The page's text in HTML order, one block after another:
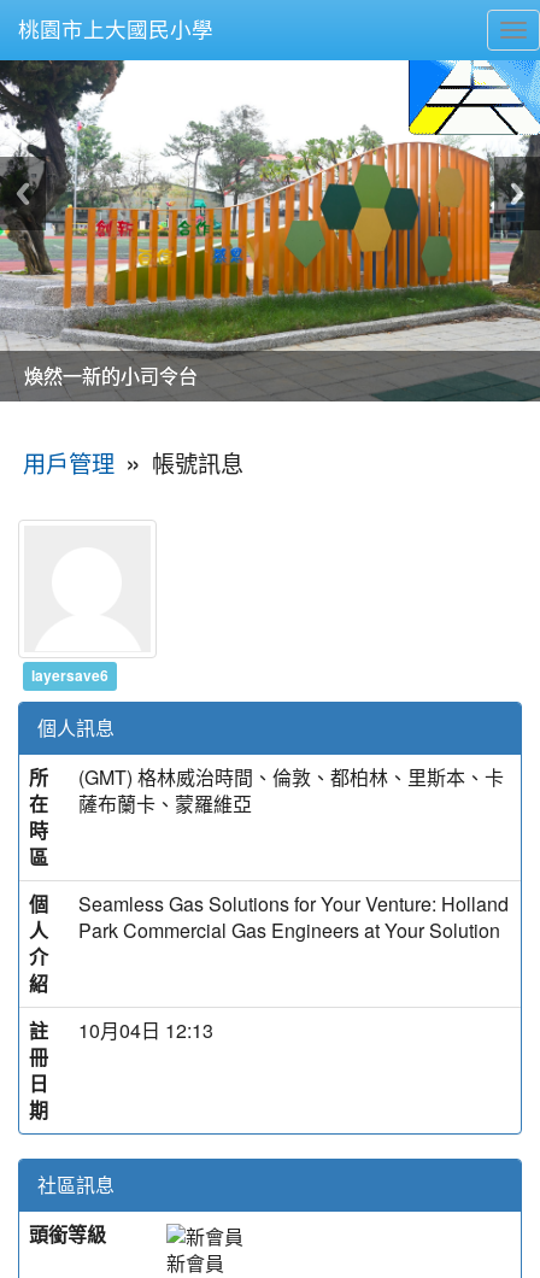
桃園市上大國民小學
美麗的操場是我們活力的來源
美麗的操場是我們活力的來源
煥然一新的小司令台
煥然一新的小司令台
富含桃園埤塘田園風光意象的中廊
富含桃園埤塘田園風光意象的中廊
嶄新的中庭廣場
嶄新的中庭廣場
水生池生生不息
水生池生生不息
用戶管理 » 帳號訊息
layersave6
個人訊息
所
在
時
區
(GMT) 格林威治時間、倫敦、都柏林、里斯本、卡
薩布蘭卡、蒙羅維亞
個
人
介
紹
Seamless Gas Solutions for Your Venture: Holland
Park Commercial Gas Engineers at Your Solution
註
冊
日
期
10月04日 12:13
社區訊息
頭銜等級
新會員